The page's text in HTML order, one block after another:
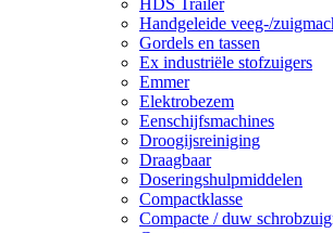
Handgeleide veeg-/
Gordels en tassen
Ex industriële stofzuigers
Emmer
Elektrobezem
Eenschijfsmachines
Droogijsreiniging
Draagbaar
Doseringshulpmiddelen
Compactklasse
Compacte / duw